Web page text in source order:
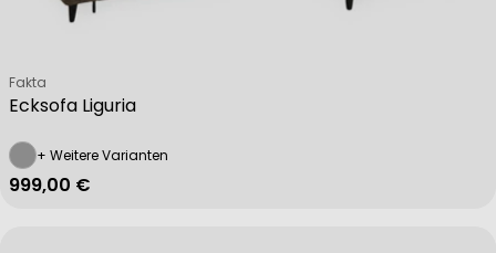
Ecksofa Liguria
Verkäufer:
Fakta
+ Weitere Varianten
Regulärer Preis
999,00 €